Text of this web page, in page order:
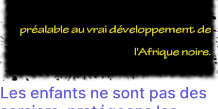
Les enfants ne sont pas des